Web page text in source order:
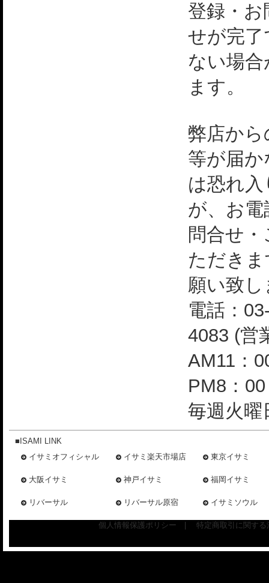
登録・
せが完
ない場
ます。
弊店か
等が届
は恐れ
が、お
問合せ
ただき
願い致
電話：
4083 (営
AM11：
PM8：
毎週火曜
■ISAMI LINK
イサミオフィシャル
イサミ楽天市場店 東京イサミ
大阪イサミ 神戸イサミ 福岡イサミ
リバーサル リバーサル原宿 イサミソウル
個人情報保護ポリシー 特定商取引に関す